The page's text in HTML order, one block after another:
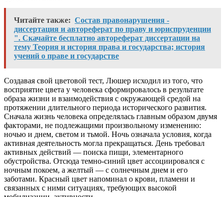
Читайте также: Состав правонарушения -
диссертация и автореферат по праву и юриспруденции
". Скачайте бесплатно автореферат диссертации на
тему Теория и история права и государства; история
учений о праве и государстве
Создавая свой цветовой тест, Люшер исходил из того, что
восприятие цвета у человека сформировалось в результате
образа жизни и взаимодействия с окружающей средой на
протяжении длительного периода исторического развития.
Сначала жизнь человека определялась главным образом двумя
факторами, не подлежащими произвольному изменению:
ночью и днем, светом и тьмой. Ночь означала условия, когда
активная деятельность могла прекращаться. День требовал
активных действий — поиска пищи, элементарного
обустройства. Отсюда темно-синий цвет ассоциировался с
ночным покоем, а желтый — с солнечным днем и его
заботами. Красный цвет напоминал о крови, пламени и
связанных с ними ситуациях, требующих высокой